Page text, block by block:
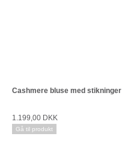
Cashmere bluse med stikninger
1.199,00 DKK
Gå til produkt